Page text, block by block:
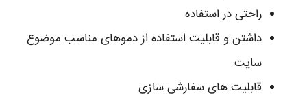
راحتی در استفاده
داشتن و قابلیت استفاده از دموهای مناسب موضوع
سایت
قابلیت های سفارشی سازی